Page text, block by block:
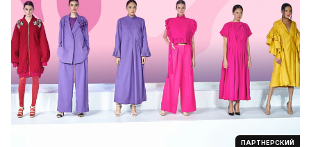
ПАРТНЕРСКИЙ